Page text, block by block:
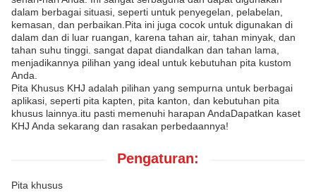
dalam berbagai situasi, seperti untuk penyegelan, pelabelan,
kemasan, dan perbaikan.Pita ini juga cocok untuk digunakan di
dalam dan di luar ruangan, karena tahan air, tahan minyak, dan
tahan suhu tinggi. sangat dapat diandalkan dan tahan lama,
menjadikannya pilihan yang ideal untuk kebutuhan pita kustom
Anda.
Pita Khusus KHJ adalah pilihan yang sempurna untuk berbagai
aplikasi, seperti pita kapten, pita kanton, dan kebutuhan pita
khusus lainnya.itu pasti memenuhi harapan AndaDapatkan kaset
KHJ Anda sekarang dan rasakan perbedaannya!
Pengaturan:
Pita khusus